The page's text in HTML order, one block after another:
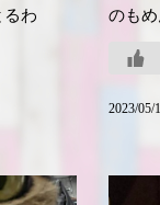
るわ
のも
2023/05/